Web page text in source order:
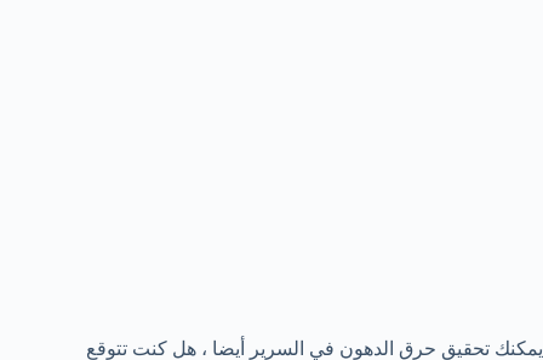
يمكنك تحقيق حرق الدهون في السرير أيضا ، هل كنت تتوقع